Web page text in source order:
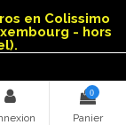
en Colissimo
- hors
0
Panier